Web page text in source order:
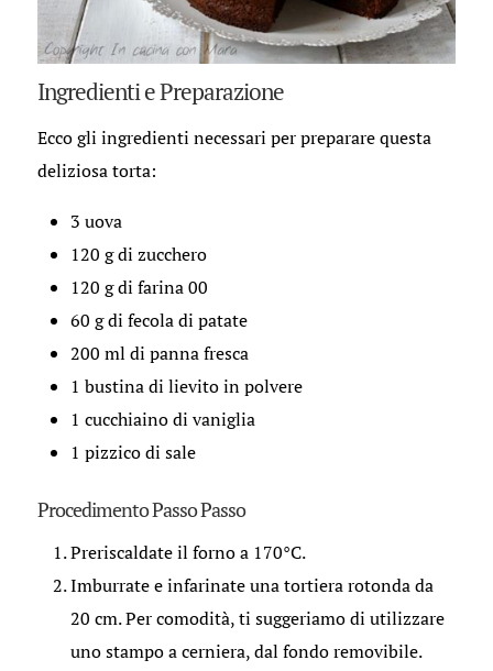
Ingredienti e Preparazione
Ecco gli ingredienti necessari per preparare questa
deliziosa torta:
3 uova
120 g di zucchero
120 g di farina 00
60 g di fecola di patate
200 ml di panna fresca
1 bustina di lievito in polvere
1 cucchiaino di vaniglia
1 pizzico di sale
Procedimento Passo Passo
Preriscaldate il forno a 170°C.
Imburrate e infarinate una tortiera rotonda da
20 cm. Per comodità, ti suggeriamo di utilizzare
uno stampo a cerniera, dal fondo removibile.